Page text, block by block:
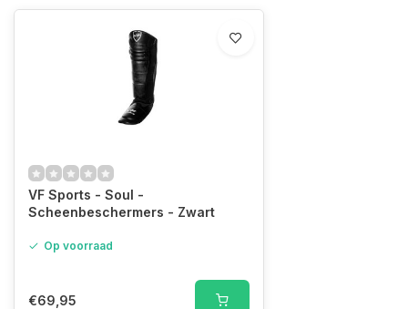
VF Sports - Soul -
Scheenbeschermers - Zwart
Op voorraad
€69,95